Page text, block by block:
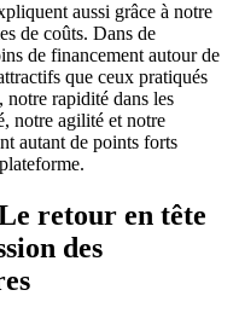
aussi grâce à notre
de coûts. Dans de
de financement autour de
que ceux pratiqués
notre rapidité dans les
notre agilité et notre
autant de points forts
retour en tête
des